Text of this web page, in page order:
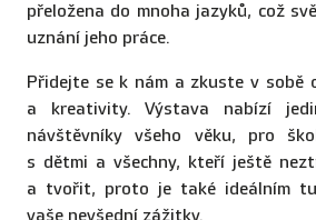
přeložena do mnoha jazyků, což
uznání jeho práce.
Přidejte se k nám a zkuste v sobě
a kreativity. Výstava nabízí
návštěvníky všeho věku, pro
s dětmi a všechny, kteří ještě
a tvořit, proto je také ideálním